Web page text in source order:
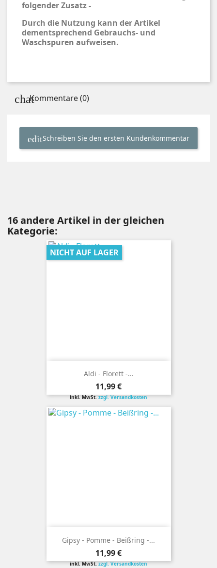
folgender Zusatz -
Durch die Nutzung kann der Artikel
dementsprechend Gebrauchs- und
Waschspuren aufweisen.
Kommentare (0)
Schreiben Sie den ersten Kundenkommentar
16 andere Artikel in der gleichen
Kategorie:
Aldi - Florett -...
Preis
11,99 €
inkl. MwSt.zzgl. Versandkosten
NICHT AUF LAGER
Gipsy - Pomme - Beißring -...
Preis
11,99 €
inkl. MwSt.zzgl. Versandkosten